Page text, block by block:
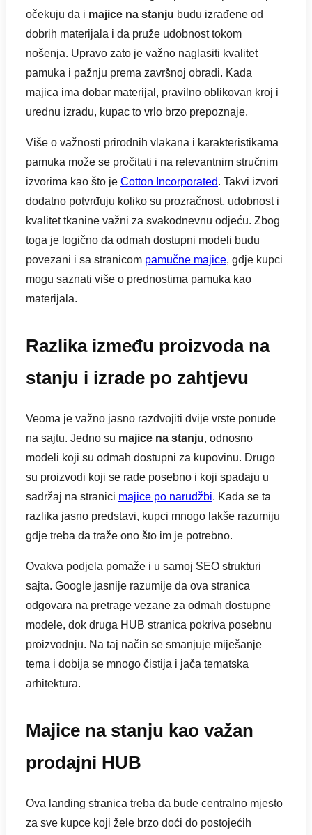
očekuju da i majice na stanju budu izrađene od
dobrih materijala i da pruže udobnost tokom
nošenja. Upravo zato je važno naglasiti kvalitet
pamuka i pažnju prema završnoj obradi. Kada
majica ima dobar materijal, pravilno oblikovan kroj i
urednu izradu, kupac to vrlo brzo prepoznaje.
Više o važnosti prirodnih vlakana i karakteristikama
pamuka može se pročitati i na relevantnim stručnim
izvorima kao što je Cotton Incorporated. Takvi izvori
dodatno potvrđuju koliko su prozračnost, udobnost i
kvalitet tkanine važni za svakodnevnu odjeću. Zbog
toga je logično da odmah dostupni modeli budu
povezani i sa stranicom pamučne majice, gdje kupci
mogu saznati više o prednostima pamuka kao
materijala.
Razlika između proizvoda na
stanju i izrade po zahtjevu
Veoma je važno jasno razdvojiti dvije vrste ponude
na sajtu. Jedno su majice na stanju, odnosno
modeli koji su odmah dostupni za kupovinu. Drugo
su proizvodi koji se rade posebno i koji spadaju u
sadržaj na stranici majice po narudžbi. Kada se ta
razlika jasno predstavi, kupci mnogo lakše razumiju
gdje treba da traže ono što im je potrebno.
Ovakva podjela pomaže i u samoj SEO strukturi
sajta. Google jasnije razumije da ova stranica
odgovara na pretrage vezane za odmah dostupne
modele, dok druga HUB stranica pokriva posebnu
proizvodnju. Na taj način se smanjuje miješanje
tema i dobija se mnogo čistija i jača tematska
arhitektura.
Majice na stanju kao važan
prodajni HUB
Ova landing stranica treba da bude centralno mjesto
za sve kupce koji žele brzo doći do postojećih